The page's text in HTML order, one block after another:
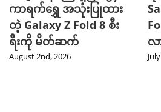
Galaxy Z Flip8 ကို
တရားဝင် မိတ်ဆက်
July 23rd, 2026